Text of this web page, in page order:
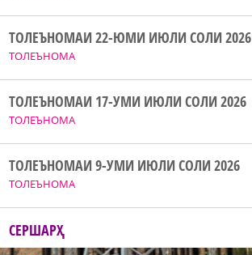
ТОЛЕЪНОМА
ТОЛЕЪНОМАИ 22-ЮМИ ИЮЛИ СОЛИ 2026
ТОЛЕЪНОМА
ТОЛЕЪНОМАИ 17-УМИ ИЮЛИ СОЛИ 2026
ТОЛЕЪНОМА
ТОЛЕЪНОМАИ 9-УМИ ИЮЛИ СОЛИ 2026
СЕРШАРҲ